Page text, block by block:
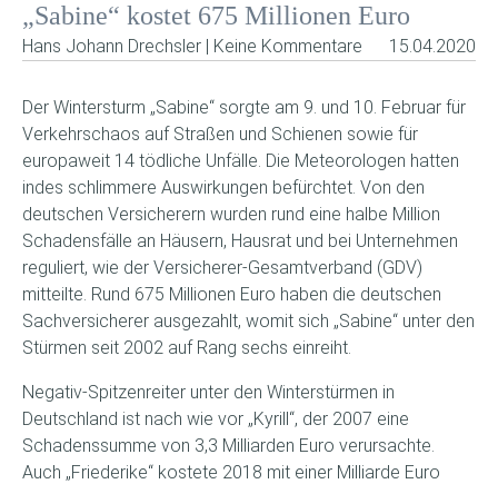
„Sabine“ kostet 675 Millionen Euro
Hans Johann Drechsler | Keine Kommentare 15.04.2020
Der Wintersturm „Sabine“ sorgte am 9. und 10. Februar für
Verkehrschaos auf Straßen und Schienen sowie für
europaweit 14 tödliche Unfälle. Die Meteorologen hatten
indes schlimmere Auswirkungen befürchtet. Von den
deutschen Versicherern wurden rund eine halbe Million
Schadensfälle an Häusern, Hausrat und bei Unternehmen
reguliert, wie der Versicherer-Gesamtverband (GDV)
mitteilte. Rund 675 Millionen Euro haben die deutschen
Sachversicherer ausgezahlt, womit sich „Sabine“ unter den
Stürmen seit 2002 auf Rang sechs einreiht.
Negativ-Spitzenreiter unter den Winterstürmen in
Deutschland ist nach wie vor „Kyrill“, der 2007 eine
Schadenssumme von 3,3 Milliarden Euro verursachte.
Auch „Friederike“ kostete 2018 mit einer Milliarde Euro